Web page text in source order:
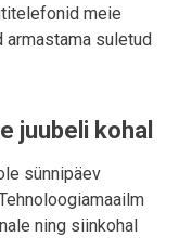
meie
suletud
juubeli kohal
sünnipäev
ning siinkohal